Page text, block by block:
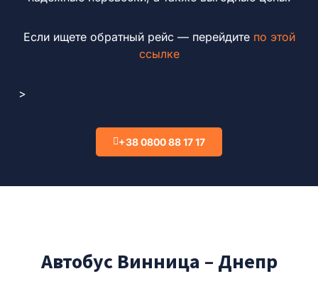
Если ищете обратный рейс — перейдите по этой
ссылке
>
+38 0800 88 17 17
Автобус Винница – Днепр